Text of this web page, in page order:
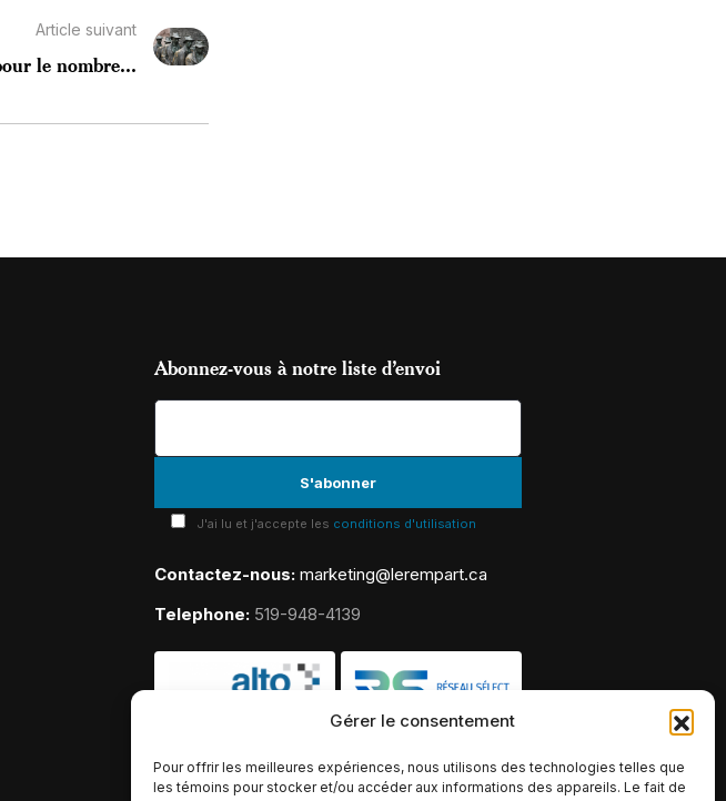
Gérer le consentement
Pour offrir les meilleures expériences, nous utilisons des technologies telles que
les témoins pour stocker et/ou accéder aux informations des appareils. Le fait de
Article suivant
le nombre...
Abonnez-vous à notre liste d’envoi
J'ai lu et j'accepte les conditions d'utilisation
Contactez-nous: marketing@lerempart.ca
Telephone: 519-948-4139